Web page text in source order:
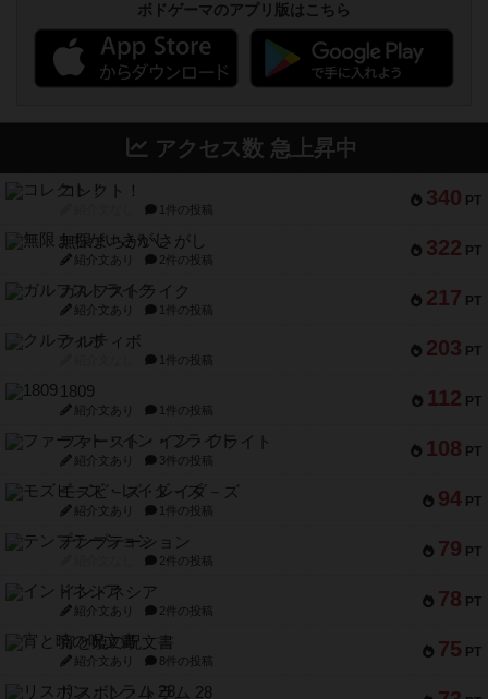
ボドゲーマのアプリ版はこちら
アクセス数 急上昇中
340 PT
コレクト！
1件の投稿
322 PT
無限まちがいさがし
紹介文あり 2件の投稿
217 PT
ガルフストライク
紹介文あり 1件の投稿
203 PT
クルティボ
1件の投稿
112 PT
1809
紹介文あり 1件の投稿
108 PT
ファースト・イン・フライト
紹介文あり 3件の投稿
94 PT
モズビ－ズ・レイダ－ズ
紹介文あり 1件の投稿
79 PT
テンプテーション
2件の投稿
78 PT
インドネシア
紹介文あり 2件の投稿
75 PT
宵と暁の呪文書
紹介文あり 8件の投稿
リスボン・トラム 28